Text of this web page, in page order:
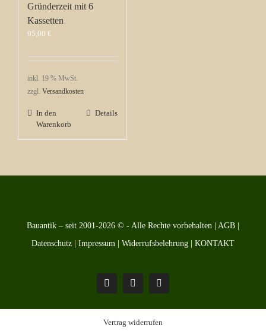
Gründerzeit mit 6
Kassetten
95,00 €
inkl. 19 % MwSt.
zzgl. Versandkosten
In den
Warenkorb
Details
Bauantik – seit 2001-2026 © - Alle Rechte vorbehalten | AGB
Datenschutz
Impressum Widerrufsbelehrung KONTAKT
PinterestFacebookInstagram
Vertrag widerrufen